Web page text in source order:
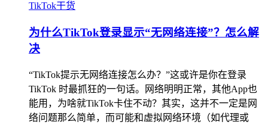
TikTok干货
为什么TikTok登录显示“无网络连接”？怎么解
决
“TikTok提示无网络连接怎么办？”这或许是你在登录
TikTok 时最抓狂的一句话。网络明明正常，其他App也
能用，为啥就TikTok卡住不动？其实，这并不一定是网
络问题那么简单，而可能和虚拟网络环境（如代理或